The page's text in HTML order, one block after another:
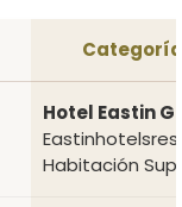
Hotel Eastin
Habitación